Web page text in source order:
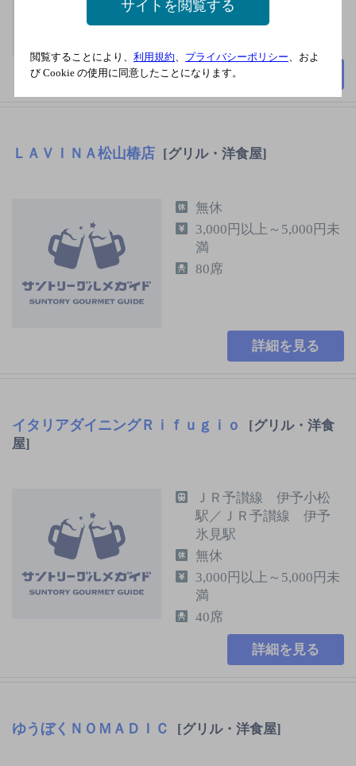
ＬＡＶＩＮＡ松山椿店 [グリル・洋食屋]
無休
3,000円以上～5,000円未
満
80席
詳細を見る
イタリアダイニングＲｉｆｕｇｉｏ
[グリル・洋食
屋]
ＪＲ予讃線 伊予小松
駅／ＪＲ予讃線 伊予
氷見駅
無休
3,000円以上～5,000円未
満
40席
詳細を見る
ゆうぼくＮＯＭＡＤＩＣ [グリル・洋食屋]
サイトを閲覧する
閲覧することにより、 利用規約 プライバシーポリシー 、およ
び Cookie の使用に同意したことになります。